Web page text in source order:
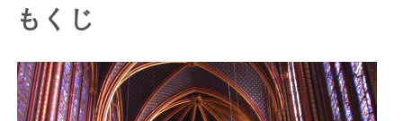
もくじ